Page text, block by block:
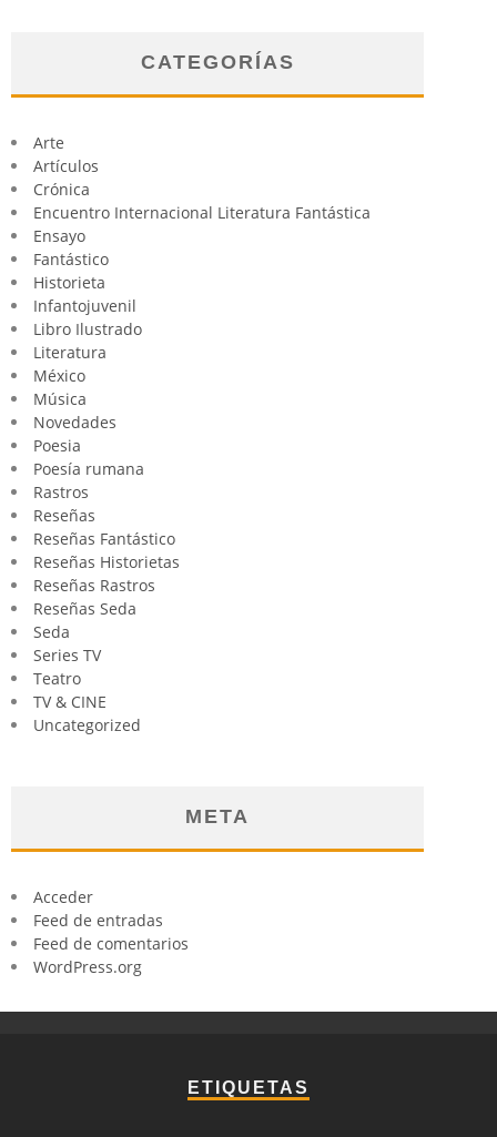
CATEGORÍAS
Arte
Artículos
Crónica
Encuentro Internacional Literatura Fantástica
Ensayo
Fantástico
Historieta
Infantojuvenil
Libro Ilustrado
Literatura
México
Música
Novedades
Poesia
Poesía rumana
Rastros
Reseñas
Reseñas Fantástico
Reseñas Historietas
Reseñas Rastros
Reseñas Seda
Seda
Series TV
Teatro
TV & CINE
Uncategorized
META
Acceder
Feed de entradas
Feed de comentarios
WordPress.org
ETIQUETAS